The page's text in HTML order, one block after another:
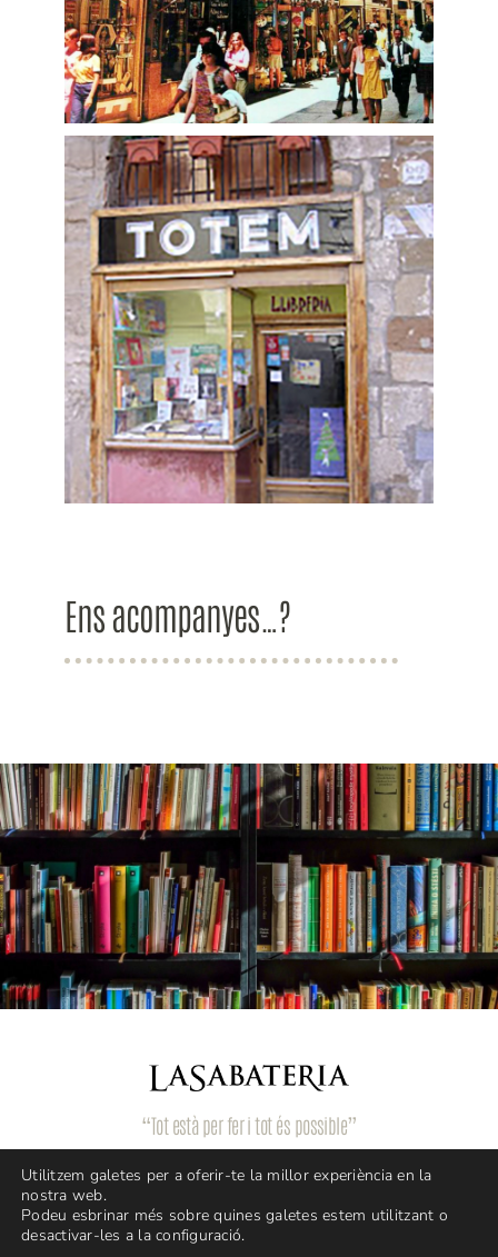
Ens acompanyes…?
“Tot està per fer i tot és possible”
Utilitzem galetes per a oferir-te la millor experiència en la
nostra web.
Podeu esbrinar més sobre quines galetes estem utilitzant o
desactivar-les a la configuració.